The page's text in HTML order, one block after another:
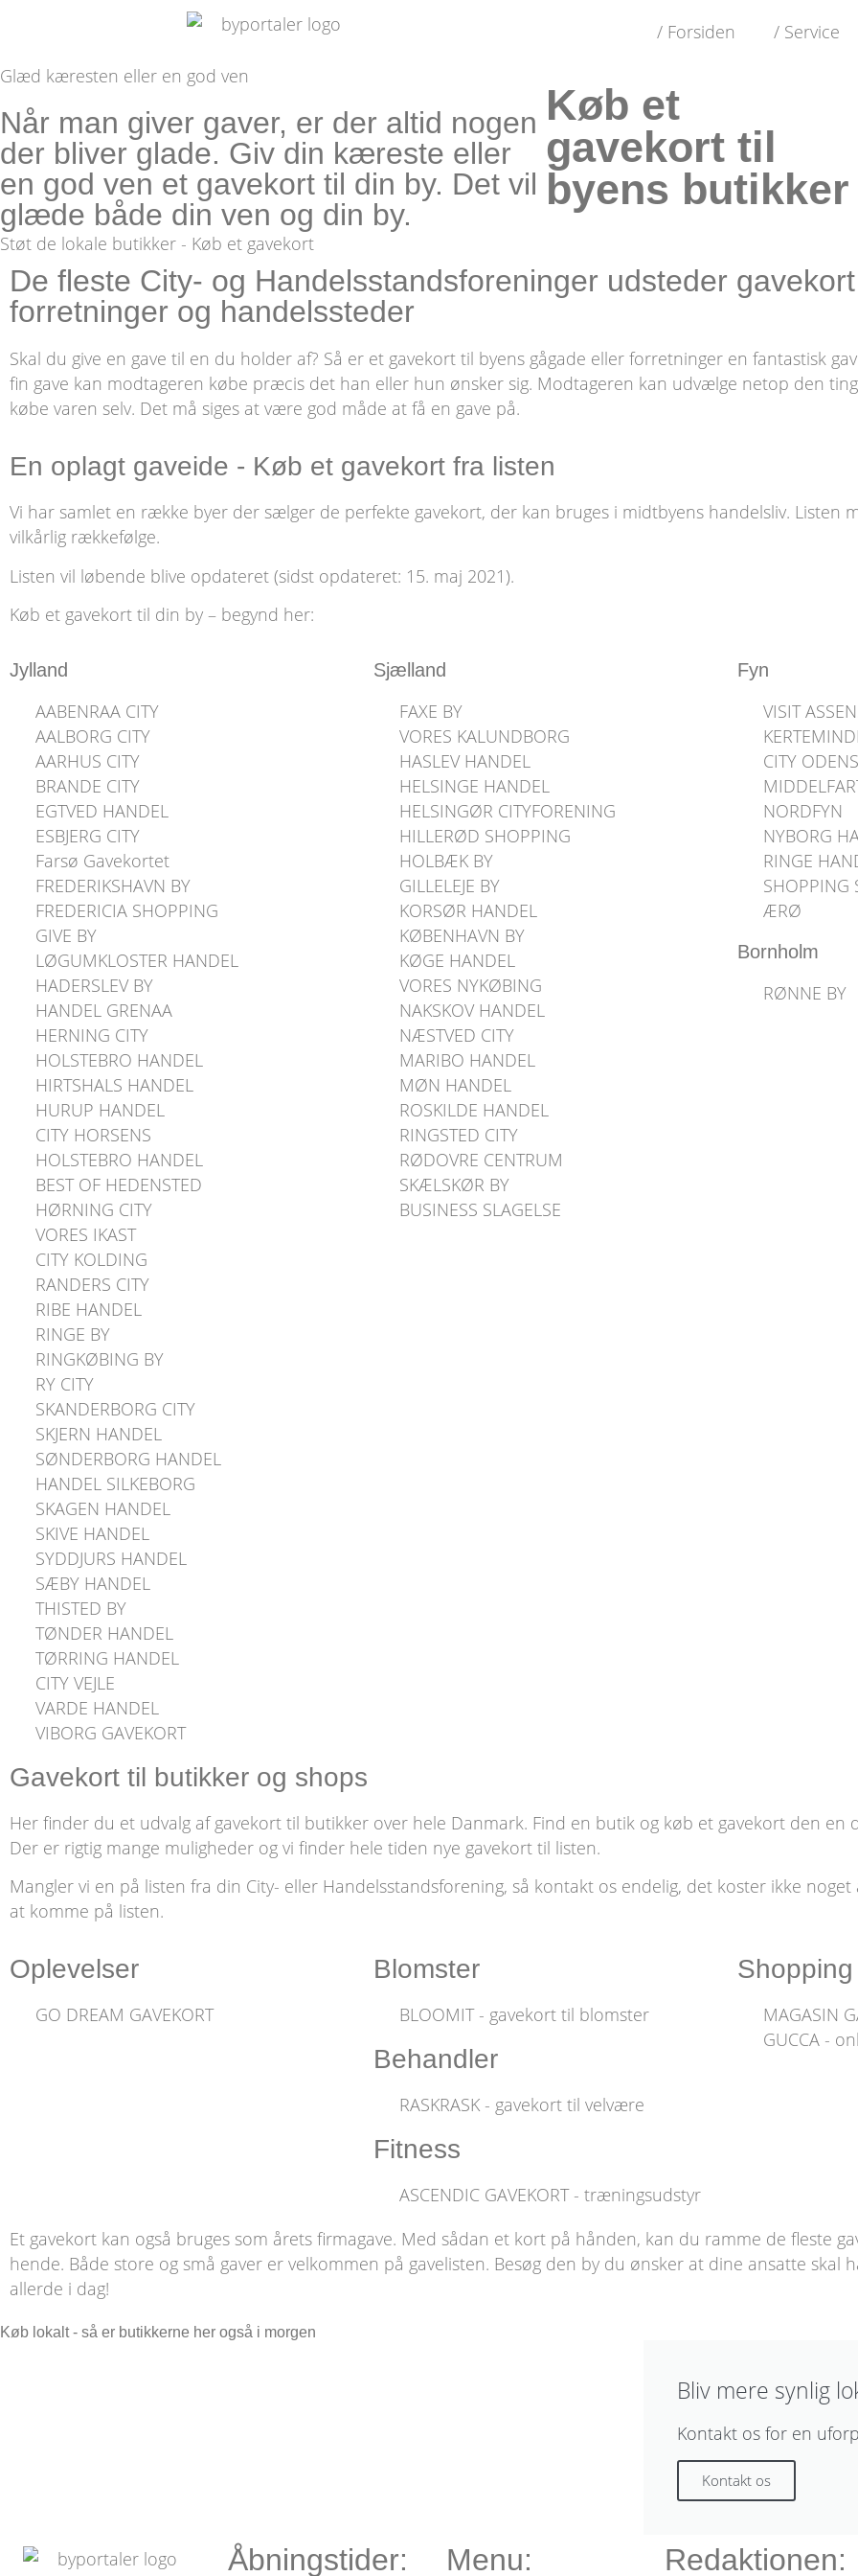
/ Forsiden / Service
Glæd kæresten eller en god ven
Når man giver gaver, er der altid nogen
der bliver glade. Giv din kæreste eller
en god ven et gavekort til din by. Det vil
glæde både din ven og din by.
Køb et
gavekort til
byens butikker
Støt de lokale butikker - Køb et gavekort
De fleste City- og Handels­standsforeninger udsteder
forretninger og handelssteder
Skal du give en gave til en du holder af? Så er et gavekort til byens gågade eller forretninger en fantastisk
fin gave kan modtageren købe præcis det han eller hun ønsker sig. Modtageren kan udvælge netop den
købe varen selv. Det må siges at være god måde at få en gave på.
En oplagt gaveide - Køb et gavekort fra listen
Vi har samlet en række byer der sælger de perfekte gavekort, der kan bruges i midtbyens handelsliv. Listen
vilkårlig rækkefølge.
Listen vil løbende blive opdateret (sidst opdateret: 15. maj 2021).
Køb et gavekort til din by – begynd her:
Jylland
AABENRAA CITY
AALBORG CITY
AARHUS CITY
BRANDE CITY
EGTVED HANDEL
ESBJERG CITY
Farsø Gavekortet
FREDERIKSHAVN BY
FREDERICIA SHOPPING
GIVE BY
LØGUMKLOSTER HANDEL
HADERSLEV BY
HANDEL GRENAA
HERNING CITY
HOLSTEBRO HANDEL
HIRTSHALS HANDEL
HURUP HANDEL
CITY HORSENS
HOLSTEBRO HANDEL
BEST OF HEDENSTED
HØRNING CITY
VORES IKAST
CITY KOLDING
RANDERS CITY
RIBE HANDEL
RINGE BY
RINGKØBING BY
RY CITY
SKANDERBORG CITY
SKJERN HANDEL
SØNDERBORG HANDEL
HANDEL SILKEBORG
SKAGEN HANDEL
SKIVE HANDEL
SYDDJURS HANDEL
SÆBY HANDEL
THISTED BY
TØNDER HANDEL
TØRRING HANDEL
CITY VEJLE
VARDE HANDEL
VIBORG GAVEKORT
Sjælland
FAXE BY
VORES KALUNDBORG
HASLEV HANDEL
HELSINGE HANDEL
HELSINGØR CITYFORENING
HILLERØD SHOPPING
HOLBÆK BY
GILLELEJE BY
KORSØR HANDEL
KØBENHAVN BY
KØGE HANDEL
VORES NYKØBING
NAKSKOV HANDEL
NÆSTVED CITY
MARIBO HANDEL
MØN HANDEL
ROSKILDE HANDEL
RINGSTED CITY
RØDOVRE CENTRUM
SKÆLSKØR BY
BUSINESS SLAGELSE
Fyn
VISIT
CITY
NORDFYN
NYBORG
RINGE
SHOPPING
ÆRØ
Bornholm
RØNNE BY
Gavekort til butikker og shops
Her finder du et udvalg af gavekort til butikker over hele Danmark. Find en butik og køb et gavekort den en
Der er rigtig mange muligheder og vi finder hele tiden nye gavekort til listen.
Mangler vi en på listen fra din City- eller Handelsstandsforening, så kontakt os endelig, det koster ikke
at komme på listen.
Oplevelser
GO DREAM GAVEKORT
Blomster
BLOOMIT - gavekort til blomster
Behandler
RASKRASK - gavekort til velvære
Fitness
ASCENDIC GAVEKORT - træningsudstyr
Shopping
MAGASIN
GUCCA -
Et gavekort kan også bruges som årets firmagave. Med sådan et kort på hånden, kan du ramme de fleste
hende. Både store og små gaver er velkommen på gavelisten. Besøg den by du ønsker at dine ansatte skal
allerde i dag!
Køb lokalt - så er butikkerne her også i morgen
Bliv mere synlig
Kontakt os for en
Kontakt os
Åbningstider: Menu: Redaktionen: